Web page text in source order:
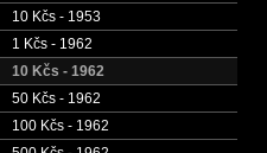
10 Kčs - 1953
1 Kčs - 1962
10 Kčs - 1962
50 Kčs - 1962
100 Kčs - 1962